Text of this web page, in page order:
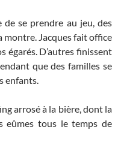
de se prendre au jeu, des
Jacques fait office
égarés. D’autres finissent
que des familles se
enfants.
arrosé à la bière, dont la
eûmes tous le temps de